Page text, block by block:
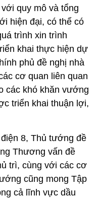
quy mô và tổng
hiện đại, có thể có
trình xin trình
khai thực hiện dự
phủ đề nghị nhà
cơ quan liên quan
các khó khăn vướng
triển khai thuận lợi,
8, Thủ tướng đề
Thương vấn đề
trì, cùng với các cơ
cũng mong Tập
cả lĩnh vực dầu